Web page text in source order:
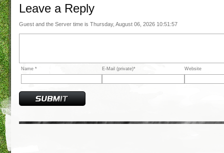
Leave a Reply
Guest and the Server time is Thursday, August 06, 2026 10:51:57
Name * E-Mail (private)* Website